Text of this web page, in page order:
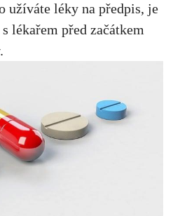
užíváte léky na předpis, je
lékařem před začátkem